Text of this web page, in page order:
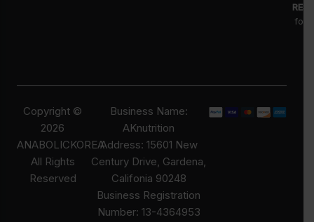
for
Copyright ©
2026
ANABOLICKOREA
All Rights
Reserved
Business Name:
AKnutrition
Address: 15601 New
Century Drive, Gardena,
Califonia 90248
Business Registration
Number: 13-4364953